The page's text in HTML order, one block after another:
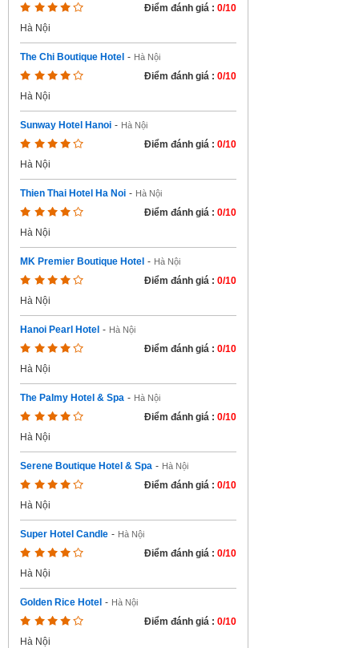
Điểm đánh giá : 0/10
Hà Nội
The Chi Boutique Hotel - Hà Nội
Điểm đánh giá : 0/10
Hà Nội
Sunway Hotel Hanoi - Hà Nội
Điểm đánh giá : 0/10
Hà Nội
Thien Thai Hotel Ha Noi - Hà Nội
Điểm đánh giá : 0/10
Hà Nội
MK Premier Boutique Hotel - Hà Nội
Điểm đánh giá : 0/10
Hà Nội
Hanoi Pearl Hotel - Hà Nội
Điểm đánh giá : 0/10
Hà Nội
The Palmy Hotel & Spa - Hà Nội
Điểm đánh giá : 0/10
Hà Nội
Serene Boutique Hotel & Spa - Hà Nội
Điểm đánh giá : 0/10
Hà Nội
Super Hotel Candle - Hà Nội
Điểm đánh giá : 0/10
Hà Nội
Golden Rice Hotel - Hà Nội
Điểm đánh giá : 0/10
Hà Nội